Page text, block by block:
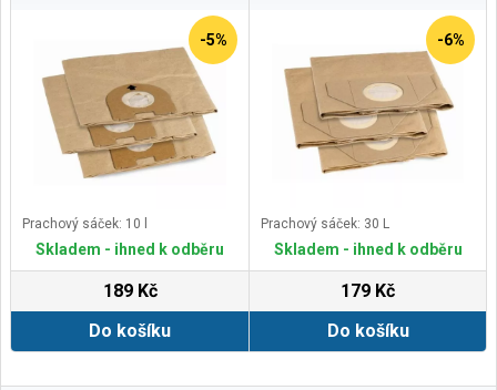
-5%
Prachový sáček: 10 l
Skladem - ihned k odběru
189 Kč
Do košíku
-6%
Prachový sáček: 30 L
Skladem - ihned k odběru
179 Kč
Do košíku